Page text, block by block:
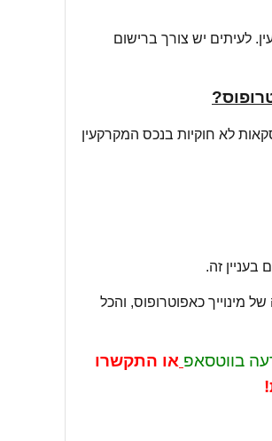
לעיתים יש צורך ברישום
לא חוקיות בנכס המקרקעין
בעניין זה.
מינוייך כאפוטרופוס, והכל
בווטסאפ או התקשרו